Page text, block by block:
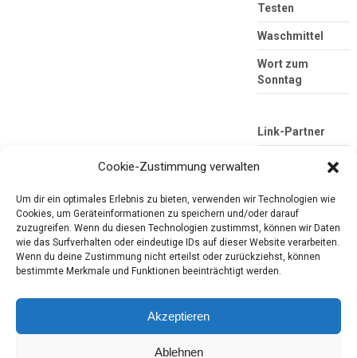
Testen
Waschmittel
Wort zum
Sonntag
Link-Partner
Tester-Paradies
Produkttests und Alltag
Cookie-Zustimmung verwalten
Um dir ein optimales Erlebnis zu bieten, verwenden wir Technologien wie
Cookies, um Geräteinformationen zu speichern und/oder darauf
zuzugreifen. Wenn du diesen Technologien zustimmst, können wir Daten
wie das Surfverhalten oder eindeutige IDs auf dieser Website verarbeiten.
Wenn du deine Zustimmung nicht erteilst oder zurückziehst, können
bestimmte Merkmale und Funktionen beeinträchtigt werden.
Akzeptieren
Ablehnen